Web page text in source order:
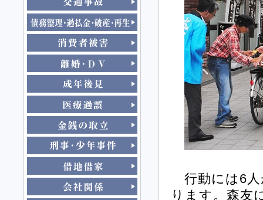
行動には6人
ります。森友